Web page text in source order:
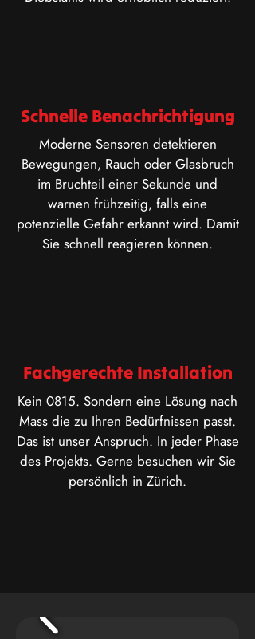
Schnelle Benachrichtigung
​Moderne Sensoren detektieren
Bewegungen, Rauch oder Glasbruch
im Bruchteil einer Sekunde und
warnen frühzeitig, falls eine
potenzielle Gefahr erkannt wird. Damit
Sie schnell reagieren können.
Fachgerechte Installation
Kein 0815. Sondern eine Lösung nach
Mass die zu Ihren Bedürfnissen passt.
Das ist unser Anspruch. In jeder Phase
des Projekts. Gerne besuchen wir Sie
persönlich in Zürich.